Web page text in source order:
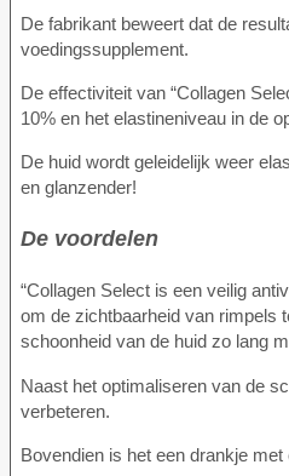
De fabrikant beweert dat de
voedingssupplement.
De effectiviteit van “Collagen
10% en het elastineniveau in de
De huid wordt geleidelijk weer
en glanzender!
De voordelen
“Collagen Select is een veilig
om de zichtbaarheid van rimpels
schoonheid van de huid zo lang
Naast het optimaliseren van de
verbeteren.
Bovendien is het een drankje